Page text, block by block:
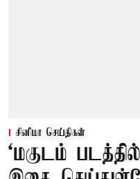
சினிமா செய்திகள்
‘மகுடம்